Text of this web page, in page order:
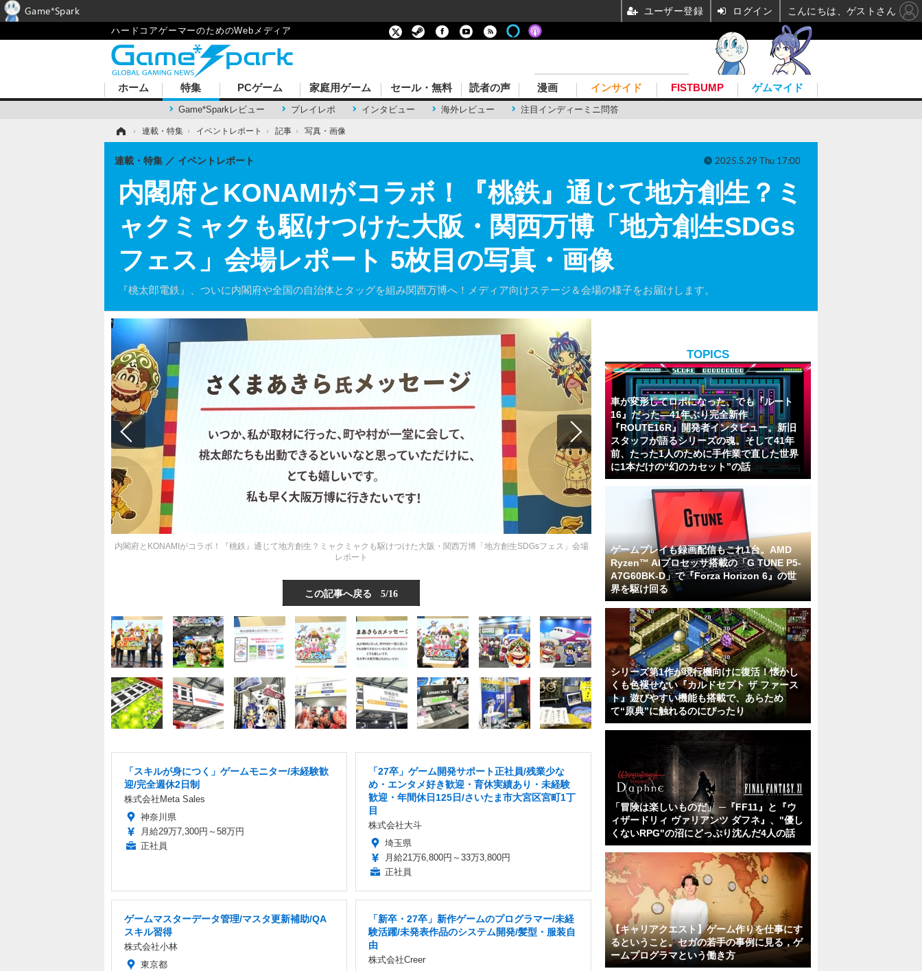
ハードコアゲーマーのためのWebメディア
ホーム 特集
Game*Sparkレビュー プレイレポ インタビュー 海外レビュー 注目インディーミニ問答
PCゲーム 家庭用ゲーム セール・無料 読者の声 漫画 インサイド FISTBUMP ゲムマイド
› 連載・特集 › イベントレポート › 記事 › 写真・画像
内閣府とKONAMIがコラボ！『桃鉄』通じて地方創生？ミ
ャクミャクも駆けつけた大阪・関西万博「地方創生SDGs
フェス」会場レポート 5枚目の写真・画像
『桃太郎電鉄』、ついに内閣府や全国の自治体とタッグを組み関西万博へ！メディア向けステージ＆会場の様子をお届けします。
連載・特集 イベントレポート 2025.5.29 Thu 17:00
内閣府とKONAMIがコラボ！『桃鉄』通じて地方創生？ミャクミャクも駆けつけた大阪・関西万博「地方創生SDGsフェス」会場
レポート
この記事へ戻る 5/16
「スキルが身につく」ゲームモニター/未経験歓
迎/完全週休2日制
株式会社Meta Sales
神奈川県
月給29万7,300円～58万円
正社員
「27卒」ゲーム開発サポート正社員/残業少な
め・エンタメ好き歓迎・育休実績あり・未経験
歓迎・年間休日125日/さいたま市大宮区宮町1丁
目
株式会社大斗
埼玉県
月給21万6,800円～33万3,800円
正社員
ゲームマスターデータ管理/マスタ更新補助/QA
スキル習得
株式会社小林
東京都
「新卒・27卒」新作ゲームのプログラマー/未経
験活躍/未発表作品のシステム開発/髪型・服装自
由
株式会社Creer
TOPICS
車が変形してロボになった、でも『ルート
16』だった―41年ぶり完全新作
『ROUTE16R』開発者インタビュー。新旧
スタッフが語るシリーズの魂。そして41年
前、たった1人のために手作業で直した世界
に1本だけの“幻のカセット”の話
ゲームプレイも録画配信もこれ1台。AMD
Ryzen™ AIプロセッサ搭載の「G TUNE P5-
A7G60BK-D」で『Forza Horizon 6』の世
界を駆け回る
シリーズ第1作が現行機向けに復活！懐かし
くも色褪せない『カルドセプト ザ ファース
ト』遊びやすい機能も搭載で、あらため
て“原典”に触れるのにぴったり
「冒険は楽しいものだ」 ─『FF11』と『ウ
ィザードリィ ヴァリアンツ ダフネ』、"優し
くないRPG"の沼にどっぷり沈んだ4人の話
【キャリアクエスト】ゲーム作りを仕事にす
るということ。セガの若手の事例に見る，ゲ
ームプログラマという働き方
Game*Spark ユーザー登録 ログイン こんにちは、ゲストさん